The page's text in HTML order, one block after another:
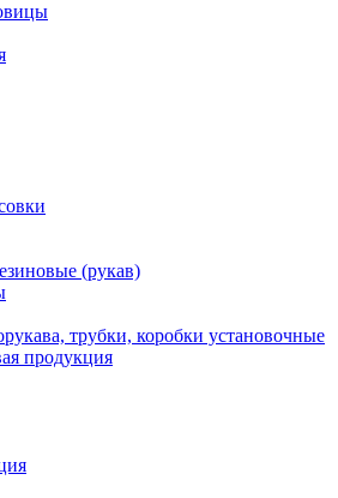
(рукав)
трубки, коробки установочные
продукция